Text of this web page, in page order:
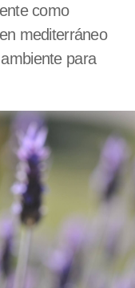
como
mediterráneo
para